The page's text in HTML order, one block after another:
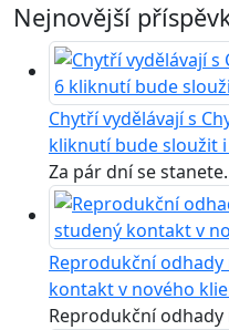
Nejnovější
Chytří vydělávají s
kliknutí bude sloužit
Za pár dní se
Reprodukční
kontakt v nového
Reprodukční